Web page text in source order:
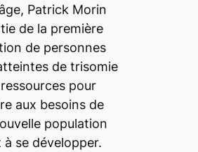
Patrick Morin
de la première
de personnes
de trisomie
ressources pour
aux besoins de
population
se développer.